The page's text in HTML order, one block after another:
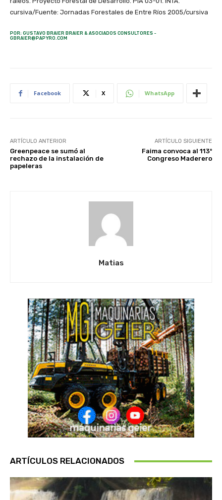
POR: GUSTAVO BRAIER BRAIER & ASOCIADOS CONSULTORES -
GBRAIER@PAPYRO.COM
Facebook X WhatsApp
ARTÍCULO ANTERIOR
Greenpeace se sumó al
rechazo de la instalación de
papeleras
ARTÍCULO SIGUIENTE
Faima convoca al 113º
Congreso Maderero
Matias
ARTÍCULOS RELACIONADOS